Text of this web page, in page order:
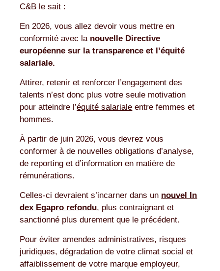
C&B le sait :
En 2026, vous allez devoir vous mettre en
conformité avec la nouvelle Directive
européenne sur la transparence et l’équité
salariale.
Attirer, retenir et renforcer l’engagement des
talents n’est donc plus votre seule motivation
pour atteindre l’équité salariale entre femmes et
hommes.
À partir de juin 2026, vous devrez vous
conformer à de nouvelles obligations d’analyse,
de reporting et d’information en matière de
rémunérations.
Celles-ci devraient s’incarner dans un nouvel In
dex Egapro refondu, plus contraignant et
sanctionné plus durement que le précédent.
Pour éviter amendes administratives, risques
juridiques, dégradation de votre climat social et
affaiblissement de votre marque employeur,